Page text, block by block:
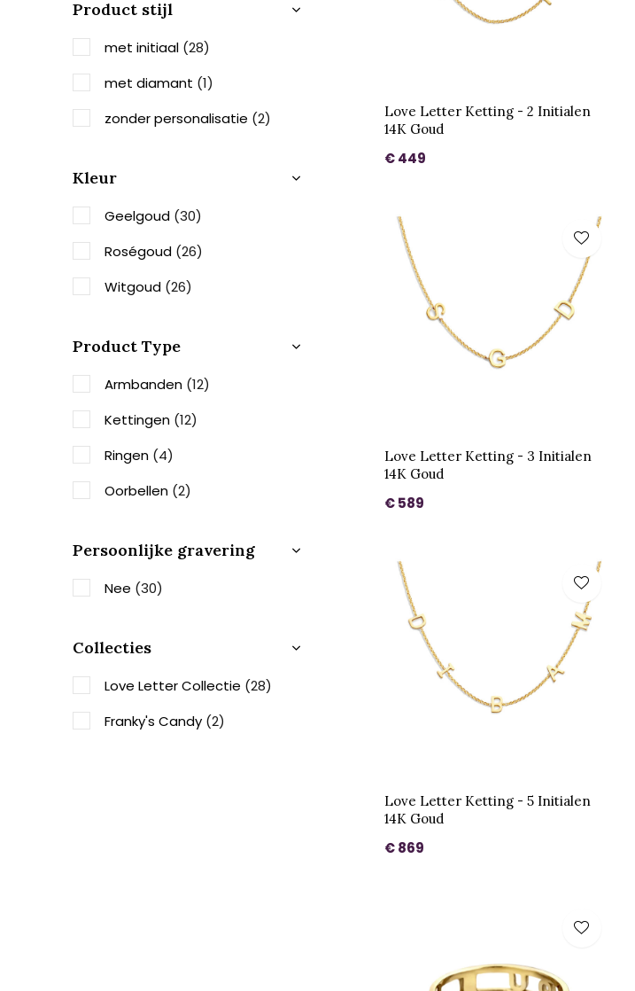
Love Letter Ketting - 2 Initialen
14K Goud
€ 449
Love Letter Ketting - 3 Initialen
14K Goud
€ 589
Love Letter Ketting - 5 Initialen
14K Goud
€ 869
Product stijl
met initiaal (28)
met diamant (1)
zonder personalisatie (2)
Kleur
Geelgoud (30)
Roségoud (26)
Witgoud (26)
Product Type
Armbanden (12)
Kettingen (12)
Ringen (4)
Oorbellen (2)
Persoonlijke gravering
Nee (30)
Collecties
Love Letter Collectie (28)
Franky's Candy (2)